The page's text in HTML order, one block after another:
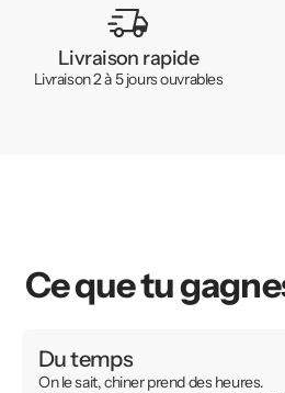
Livraison rapide
Livraison 2 à 5 jours ouvrables
Ce que tu
Du temps
On le sait, chiner prend des heures.